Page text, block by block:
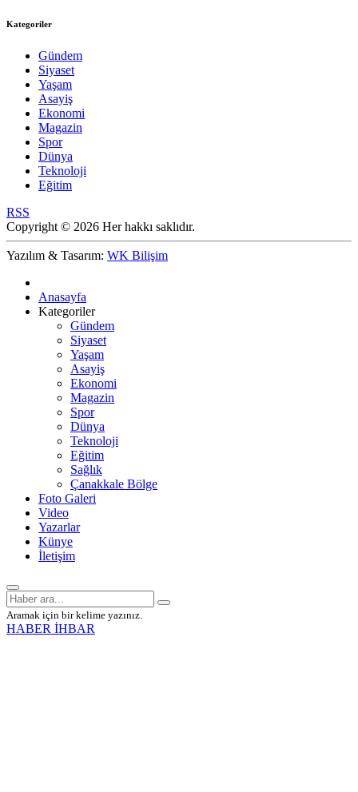
Kategoriler
Gündem
Siyaset
Yaşam
Asayiş
Ekonomi
Magazin
Spor
Dünya
Teknoloji
Eğitim
RSS
Copyright © 2026 Her hakkı saklıdır.
Yazılım & Tasarım: WK Bilişim
Anasayfa
Kategoriler
Gündem
Siyaset
Yaşam
Asayiş
Ekonomi
Magazin
Spor
Dünya
Teknoloji
Eğitim
Sağlık
Çanakkale Bölge
Foto Galeri
Video
Yazarlar
Künye
İletişim
Aramak için bir kelime yazınız.
HABER İHBAR